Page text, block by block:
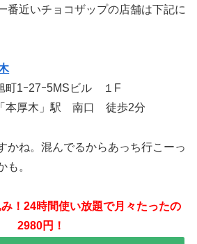
番近いチョコザップの店舗は下記に
町1ｰ27ｰ5MSビル １F
本厚木」駅 南口 徒歩2分
かね。混んでるからあっち行こーっ
も。
！24時間使い放題で月々たったの
2980円！